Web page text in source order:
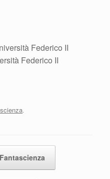
Federico II
Federico II
.